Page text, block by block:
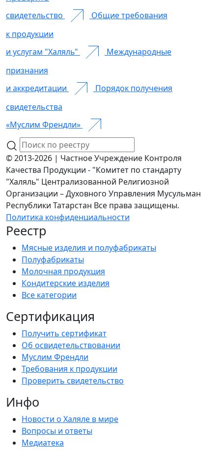
свидетельство
Общие требования
к продукции
и услугам "Халяль"
Международные
признания
и аккредитации
Порядок получения
свидетельства
«Муслим Френдли»
© 2013-2026 | Частное Учреждение Контроля
Качества Продукции - "Комитет по стандарту
"Халяль" Централизованной Религиозной
Организации – Духовного Управления Мусульман
Республики Татарстан Все права защищены.
Политика конфиденциальности
Реестр
Мясные изделия и полуфабрикаты
Полуфабрикаты
Молочная продукция
Кондитерские изделия
Все категории
Сертификация
Получить сертификат
Об освидетельствовании
Муслим Френдли
Требования к продукции
Проверить свидетельство
Инфо
Новости о Халяле в мире
Вопросы и ответы
Медиатека